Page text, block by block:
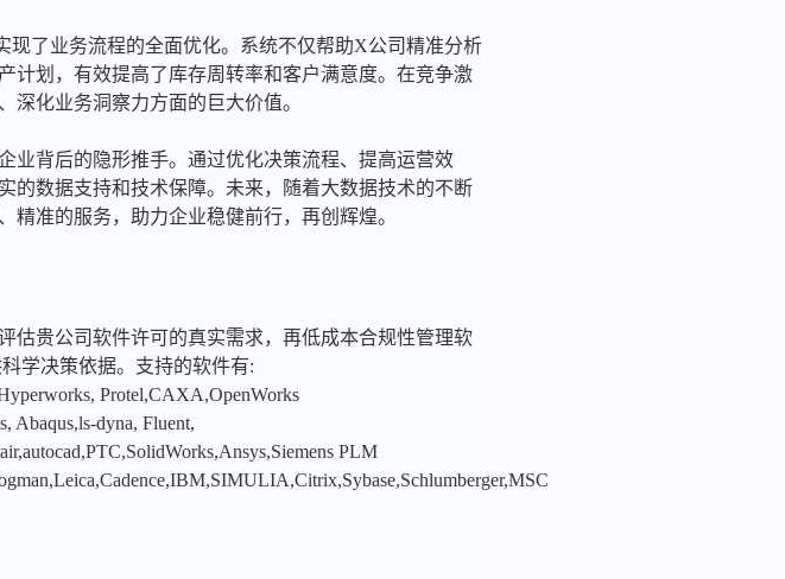
现了业务流程的全面优化。系统不仅帮助X公司精准分析
计划，有效提高了库存周转率和客户满意度。在竞争激
深化业务洞察力方面的巨大价值。
业背后的隐形推手。通过优化决策流程、提高运营效
的数据支持和技术保障。未来，随着大数据技术的不断
准的服务，助力企业稳健前行，再创辉煌。
估贵公司软件许可的真实需求，再低成本合规性管理软
学决策依据。支持的软件有:
Protel,CAXA,OpenWorks
Abaqus,ls-dyna, Fluent,
PLM